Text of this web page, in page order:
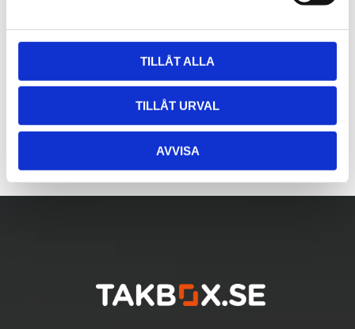
TILLÅT ALLA
TILLÅT URVAL
AVVISA